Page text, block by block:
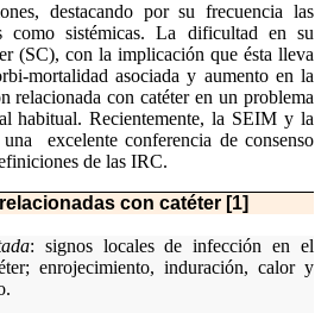
destacando por su frecuencia las
como sistémicas. La dificultad en su
(SC), con la implicación que ésta lleva
mortalidad asociada y aumento en la
relacionada con catéter en un problema
habitual. Recientemente, la SEIM y la
excelente conferencia de consenso
de las IRC.
con catéter [1]
: signos locales de infección en el
enrojecimiento, induración, calor y